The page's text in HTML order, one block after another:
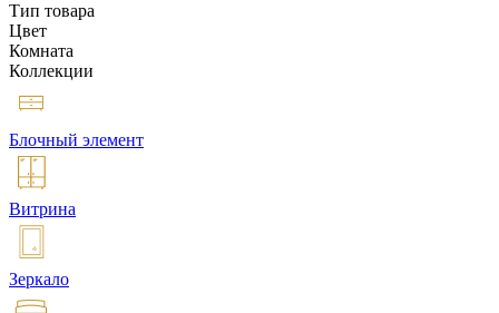
Тип товара
Цвет
Комната
Коллекции
Блочный элемент
Витрина
Зеркало